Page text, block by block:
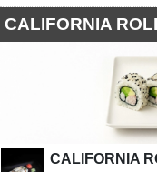
CALIFORNIA
CALIFORNIA